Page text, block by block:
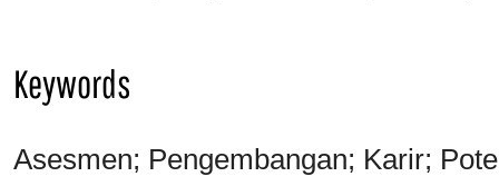
Keywords
Asesmen; Pengembangan; Karir;